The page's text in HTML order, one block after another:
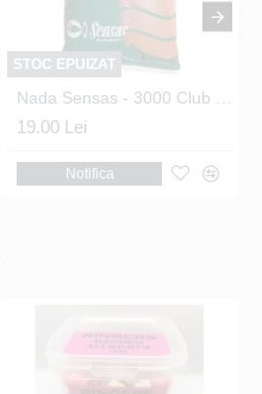
STOC EPUIZAT
19.00 Lei
Notifica